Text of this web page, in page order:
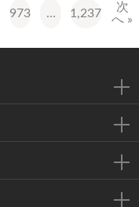
973 … 1,237
次
へ »